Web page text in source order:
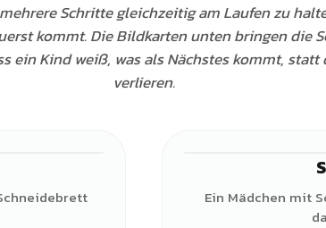
Schritte gleichzeitig am Laufen zu
kommt. Die Bildkarten unten bringen die
ein Kind weiß, was als Nächstes kommt, statt
verlieren.
Ein Mädchen mit